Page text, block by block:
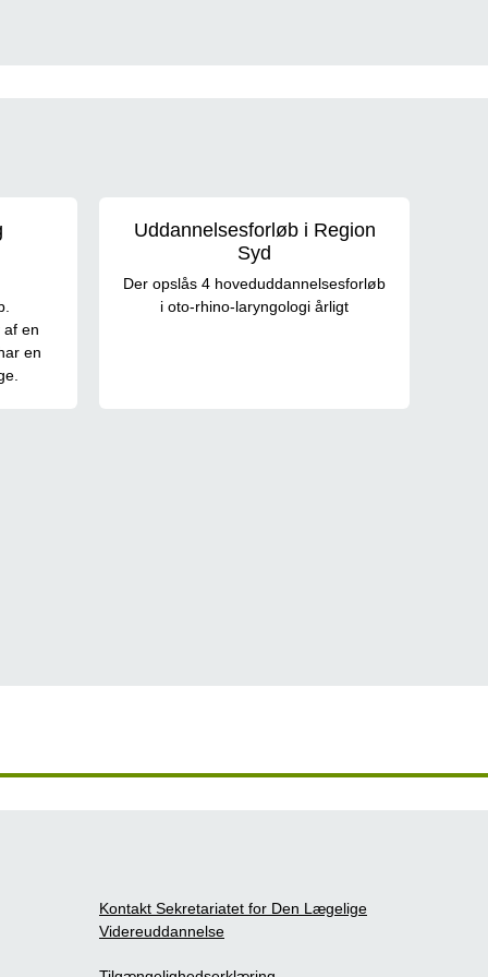
en
en
Uddannelsesforløb i Region
Syd
Der opslås 4 hoveduddannelsesforløb
i oto-rhino-laryngologi årligt
Kontakt Sekretariatet for Den Lægelige
Videreuddannelse